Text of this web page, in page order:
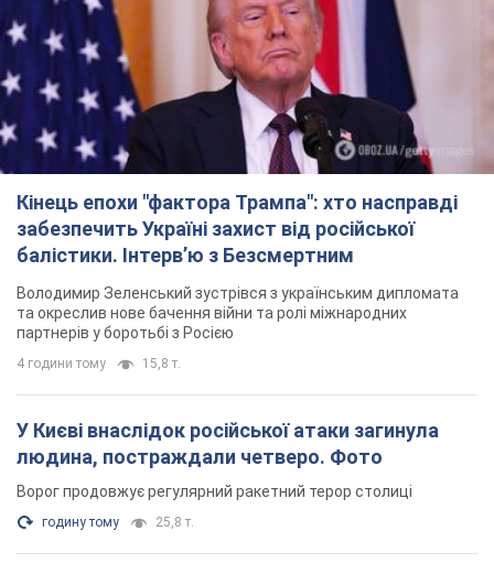
Кінець епохи "фактора Трампа": хто насправді
забезпечить Україні захист від російської
балістики. Інтерв’ю з Безсмертним
Володимир Зеленський зустрівся з українським дипломата
та окреслив нове бачення війни та ролі міжнародних
партнерів у боротьбі з Росією
4 години тому 15,8 т.
У Києві внаслідок російської атаки загинула
людина, постраждали четверо. Фото
Ворог продовжує регулярний ракетний терор столиці
годину тому 25,8 т.